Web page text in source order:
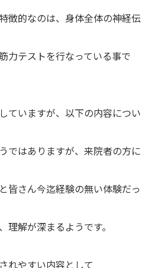
徴的なのは、身体全体の神経伝
力テストを行なっている事で
ていますが、以下の内容につい
ではありますが、来院者の方に
皆さん今迄経験の無い体験だっ
理解が深まるようです。
れやすい内容として